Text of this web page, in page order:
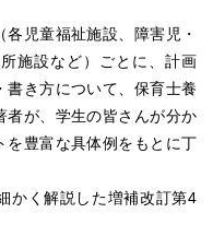
児童福祉施設、障害児・
施設など）ごとに、計画
書き方について、保育士養
者が、学生の皆さんが分か
を豊富な具体例をもとに丁
かく解説した増補改訂第4